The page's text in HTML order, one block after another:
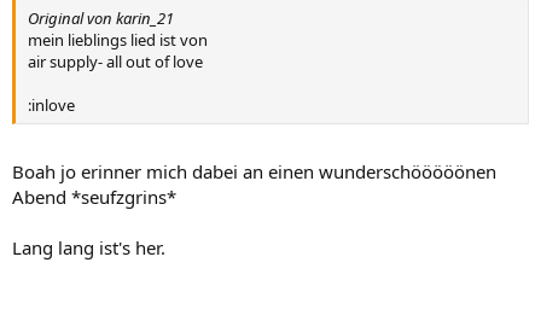
Original von karin_21
mein lieblings lied ist von
air supply- all out of love
:inlove
Boah jo erinner mich dabei an einen wunderschööööönen
Abend *seufzgrins*
Lang lang ist's her.